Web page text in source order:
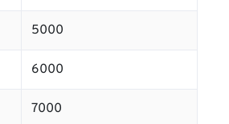
5000
6000
7000